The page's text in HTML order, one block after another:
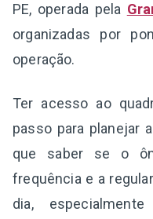
PE, operada pela
organizadas por
operação.
Ter acesso ao
passo para planejar
que saber se o
frequência e a
dia,